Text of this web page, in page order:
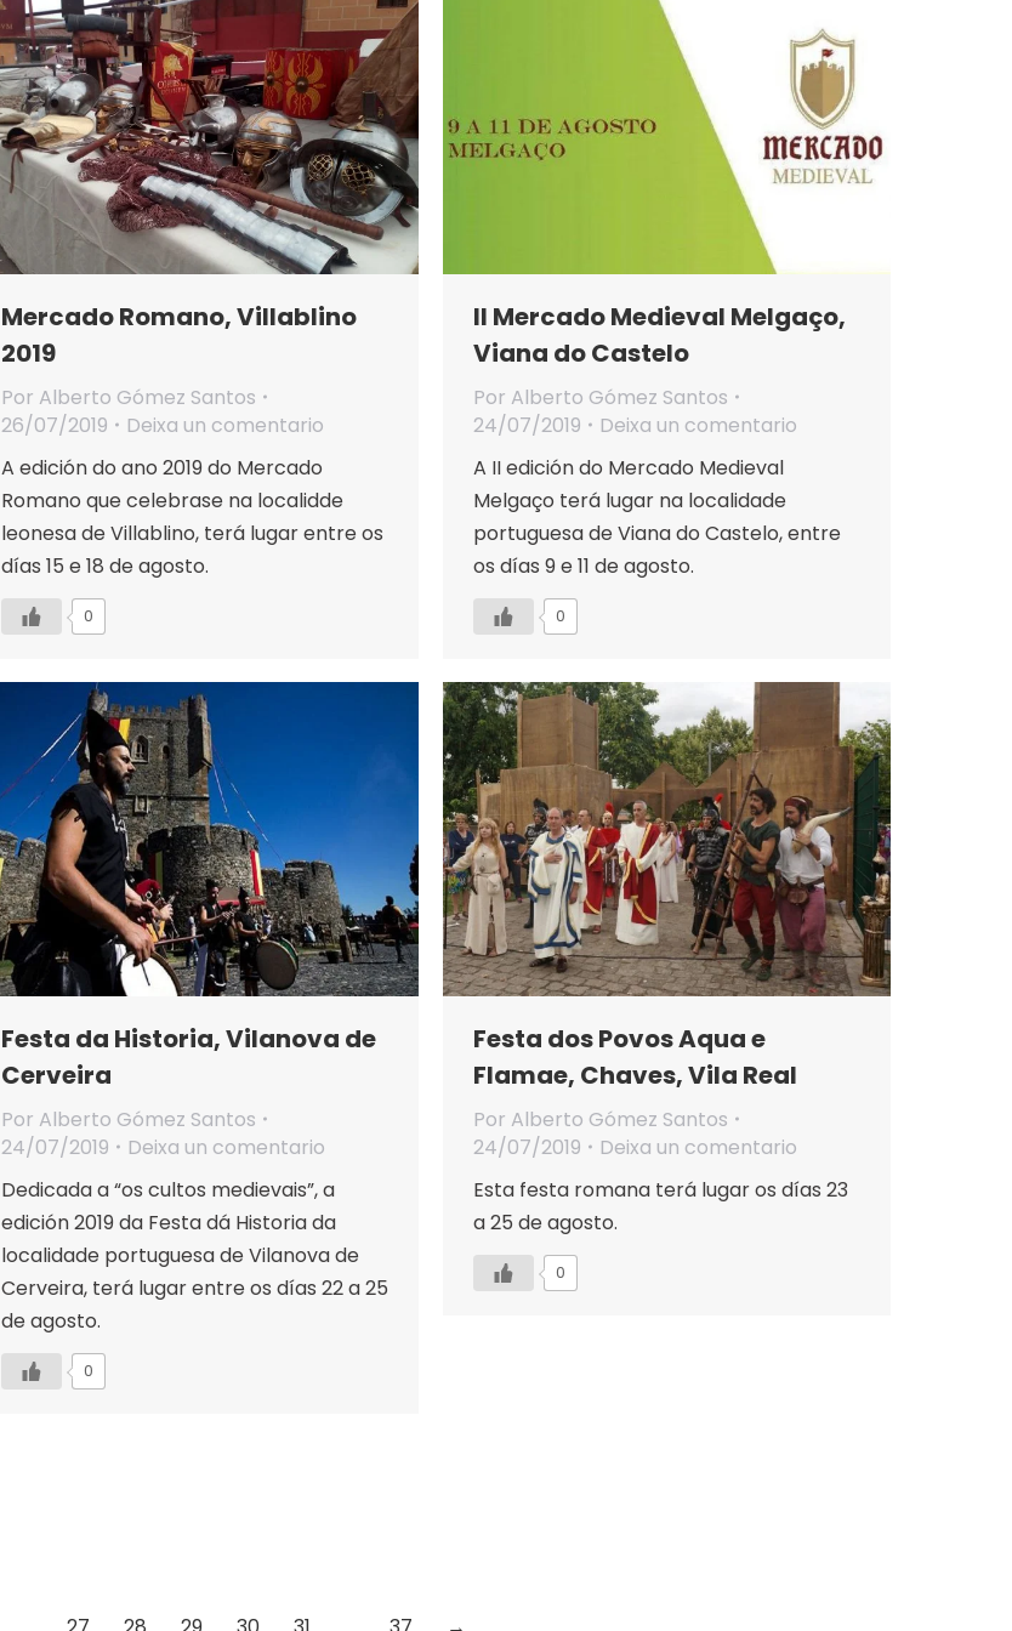
Mercado Romano, Villablino
2019
Por Alberto Gómez Santos
26/07/2019
Deixa un comentario
A edición do ano 2019 do Mercado
Romano que celebrase na localidde
leonesa de Villablino, terá lugar entre os
días 15 e 18 de agosto.
0
II Mercado Medieval Melgaço,
Viana do Castelo
Por Alberto Gómez Santos
24/07/2019
Deixa un comentario
A II edición do Mercado Medieval
Melgaço terá lugar na localidade
portuguesa de Viana do Castelo, entre
os días 9 e 11 de agosto.
0
Festa da Historia, Vilanova de
Cerveira
Por Alberto Gómez Santos
24/07/2019
Deixa un comentario
Dedicada a “os cultos medievais”, a
edición 2019 da Festa dá Historia da
localidade portuguesa de Vilanova de
Cerveira, terá lugar entre os días 22 a 25
de agosto.
0
Festa dos Povos Aqua e
Flamae, Chaves, Vila Real
Por Alberto Gómez Santos
24/07/2019
Deixa un comentario
Esta festa romana terá lugar os días 23
a 25 de agosto.
0